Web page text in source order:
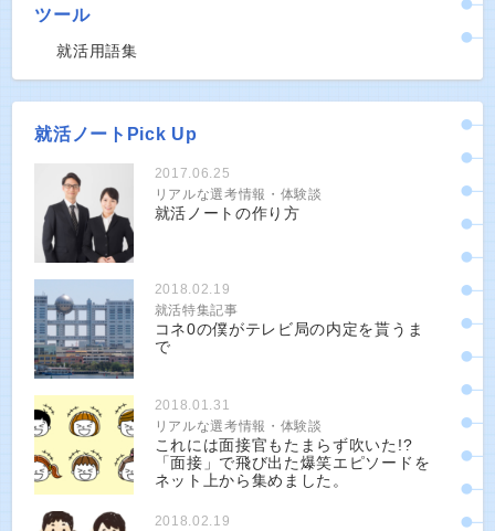
ツール
就活用語集
就活ノートPick Up
2017.06.25
リアルな選考情報・体験談
就活ノートの作り方
2018.02.19
就活特集記事
コネ0の僕がテレビ局の内定を貰うま
で
2018.01.31
リアルな選考情報・体験談
これには面接官もたまらず吹いた!?
「面接」で飛び出た爆笑エピソードを
ネット上から集めました。
2018.02.19